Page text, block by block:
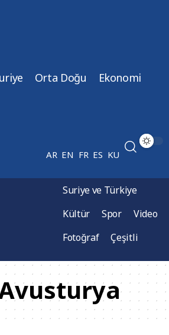
Orta Doğu Ekonomi
AR EN FR ES KU
Suriye ve Türkiye
Kültür
Spor
Video
Fotoğraf
Çeşitli